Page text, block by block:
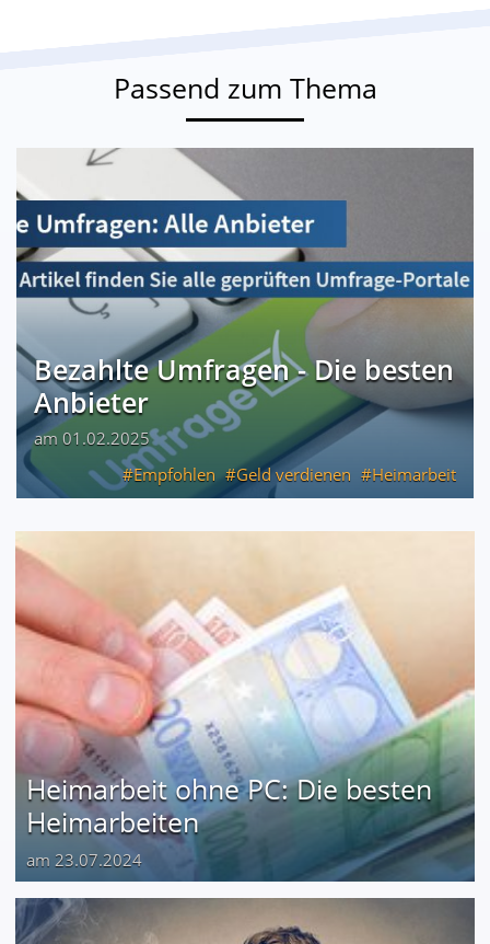
Passend zum Thema
Bezahlte Umfragen - Die besten
Anbieter
am 01.02.2025
Empfohlen
Geld verdienen Heimarbeit
Heimarbeit ohne PC: Die besten
Heimarbeiten
am 23.07.2024